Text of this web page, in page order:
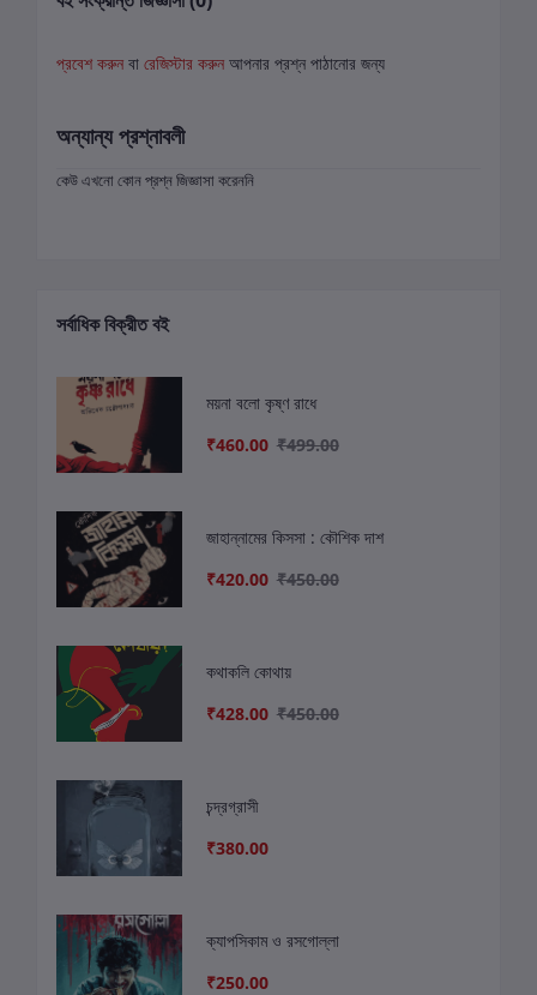
প্রবেশ করুন বা রেজিস্টার করুন আপনার প্রশ্ন পাঠানোর জন্য
অন্যান্য প্রশ্নাবলী
কেউ এখনো কোন প্রশ্ন জিজ্ঞাসা করেননি
সর্বাধিক বিক্রীত বই
ময়না বলো কৃষ্ণ রাধে
₹460.00 ₹499.00
জাহান্নামের কিসসা : কৌশিক দাশ
₹420.00 ₹450.00
কথাকলি কোথায়
₹428.00 ₹450.00
চন্দ্রগ্রাসী
₹380.00
ক্যাপসিকাম ও রসগোল্লা
₹250.00